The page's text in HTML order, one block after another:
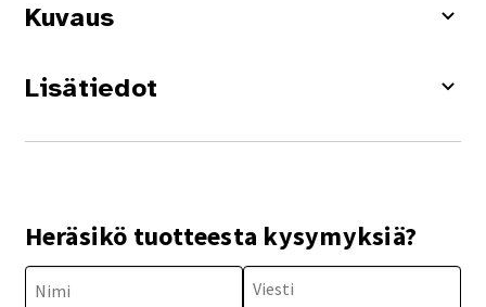
Kuvaus
Lisätiedot
Heräsikö tuotteesta kysymyksiä?